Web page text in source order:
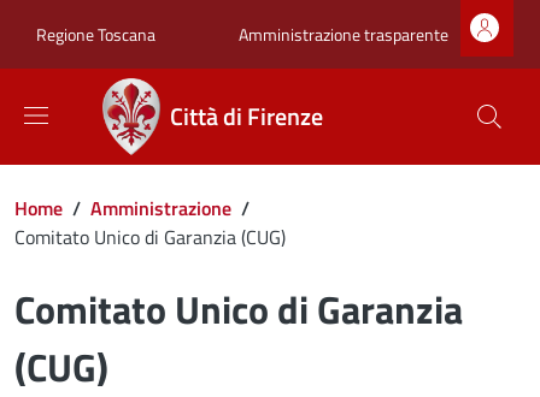
Regione Toscana Zona superiore
Amministrazione trasparente
Città di Firenze
Briciole di pane
Home / Amministrazione /
Comitato Unico di Garanzia (CUG)
Comitato Unico di Garanzia
(CUG)